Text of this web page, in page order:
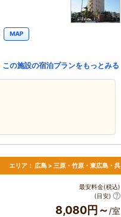
MAP
この施設の宿泊プランをもっとみる
エリア： 広島 > 三原・竹原・東広島・呉
最安料金(税込)
(目安)
8,080円～ /室